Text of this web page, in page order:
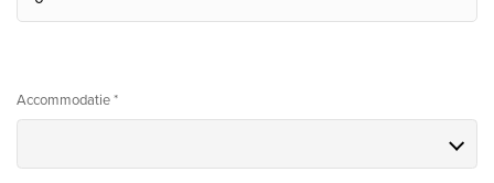
Accommodatie *